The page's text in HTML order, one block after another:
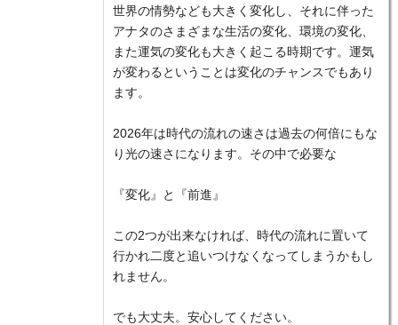
世界の情勢なども大きく変化し、それに伴った
アナタのさまざまな生活の変化、環境の変化、
また運気の変化も大きく起こる時期です。運気
が変わるということは変化のチャンスでもあり
ます。
2026年は時代の流れの速さは過去の何倍にもな
り光の速さになります。その中で必要な
『変化』と『前進』
この2つが出来なければ、時代の流れに置いて
行かれ二度と追いつけなくなってしまうかもし
れません。
でも大丈夫。安心してください。